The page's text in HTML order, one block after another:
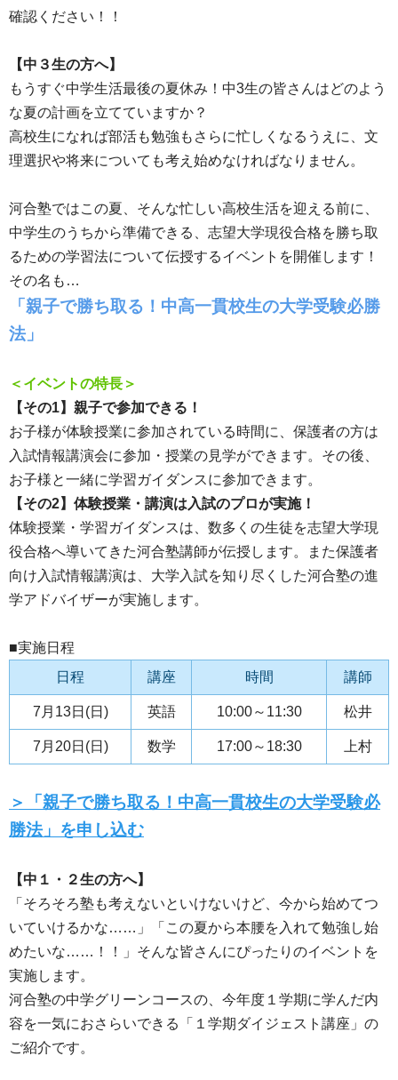
確認ください！！
【中３生の方へ】
もうすぐ中学生活最後の夏休み！中3生の皆さんはどのよう
な夏の計画を立てていますか？
高校生になれば部活も勉強もさらに忙しくなるうえに、文
理選択や将来についても考え始めなければなりません。
河合塾ではこの夏、そんな忙しい高校生活を迎える前に、
中学生のうちから準備できる、志望大学現役合格を勝ち取
るための学習法について伝授するイベントを開催します！
その名も…
「親子で勝ち取る！中高一貫校生の大学受験必勝
法」
＜イベントの特長＞
【その1】親子で参加できる！
お子様が体験授業に参加されている時間に、保護者の方は
入試情報講演会に参加・授業の見学ができます。その後、
お子様と一緒に学習ガイダンスに参加できます。
【その2】体験授業・講演は入試のプロが実施！
体験授業・学習ガイダンスは、数多くの生徒を志望大学現
役合格へ導いてきた河合塾講師が伝授します。また保護者
向け入試情報講演は、大学入試を知り尽くした河合塾の進
学アドバイザーが実施します。
■実施日程
日程
講座 時間 講師
7月13日(日) 英語 10:00～11:30 松井
7月20日(日) 数学 17:00～18:30 上村
＞「親子で勝ち取る！中高一貫校生の大学受験必
勝法」を申し込む
【中１・２生の方へ】
「そろそろ塾も考えないといけないけど、今から始めてつ
いていけるかな……」「この夏から本腰を入れて勉強し始
めたいな……！！」そんな皆さんにぴったりのイベントを
実施します。
河合塾の中学グリーンコースの、今年度１学期に学んだ内
容を一気におさらいできる「１学期ダイジェスト講座」の
ご紹介です。